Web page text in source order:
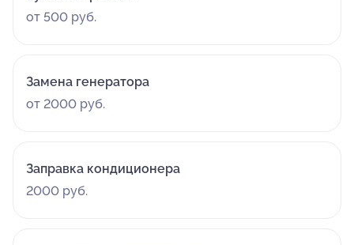
от 500 руб.
Замена генератора
от 2000 руб.
Заправка кондиционера
2000 руб.